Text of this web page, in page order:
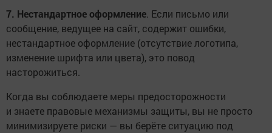
7. Нестандартное оформление. Если письмо или
сообщение, ведущее на сайт, содержит ошибки,
нестандартное оформление (отсутствие логотипа,
изменение шрифта или цвета), это повод
насторожиться.
Когда вы соблюдаете меры предосторожности
и знаете правовые механизмы защиты, вы не просто
минимизируете риски — вы берёте ситуацию под